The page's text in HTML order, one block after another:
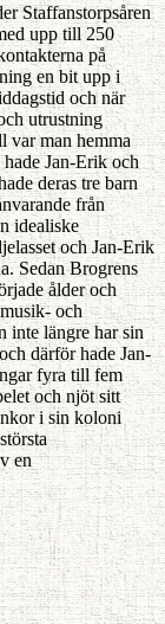
Staffanstorpsåren
upp till 250
på
en bit upp i
och när
utrustning
var man hemma
Jan-Erik och
deras tre barn
från
idealiske
och Jan-Erik
Sedan Brogrens
ålder och
och
inte längre har sin
därför hade Jan-
fyra till fem
och njöt sitt
i sin koloni
en